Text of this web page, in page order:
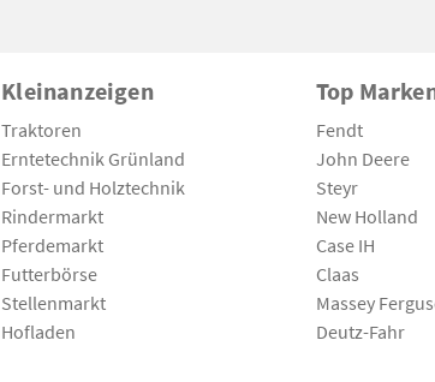
Kleinanzeigen
Traktoren
Erntetechnik Grünland
Forst- und Holztechnik
Rindermarkt
Pferdemarkt
Futterbörse
Stellenmarkt
Hofladen
Top
Fendt
John Deere
Steyr
New Holland
Case IH
Claas
Massey
Deutz-Fahr